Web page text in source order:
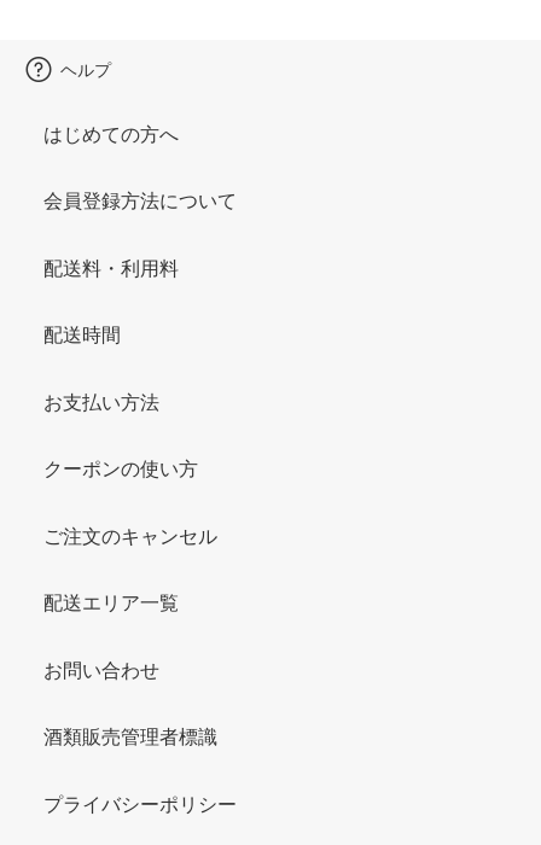
ヘルプ
はじめての方へ
会員登録方法について
配送料・利用料
配送時間
お支払い方法
クーポンの使い方
ご注文のキャンセル
配送エリア一覧
お問い合わせ
酒類販売管理者標識
プライバシーポリシー